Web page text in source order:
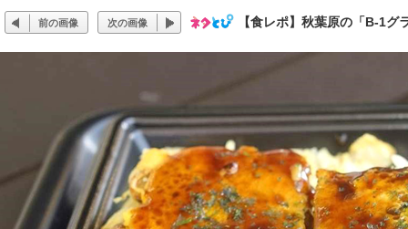
前の画像 次の画像 【食レポ】秋葉原の「B-1